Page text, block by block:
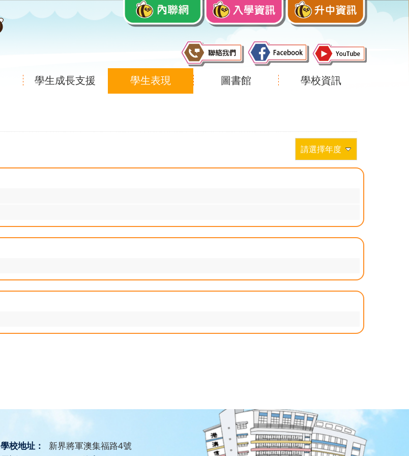
學生成長支援 學生表現 圖書館 學校資訊
請選擇年度
學校地址：
新界將軍澳集福路4號